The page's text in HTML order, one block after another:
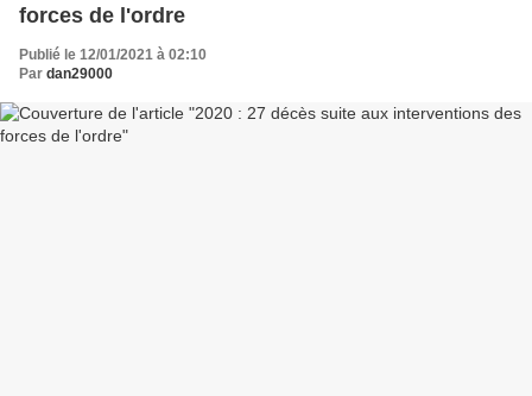
forces de l'ordre
Publié le 12/01/2021 à 02:10
Par dan29000